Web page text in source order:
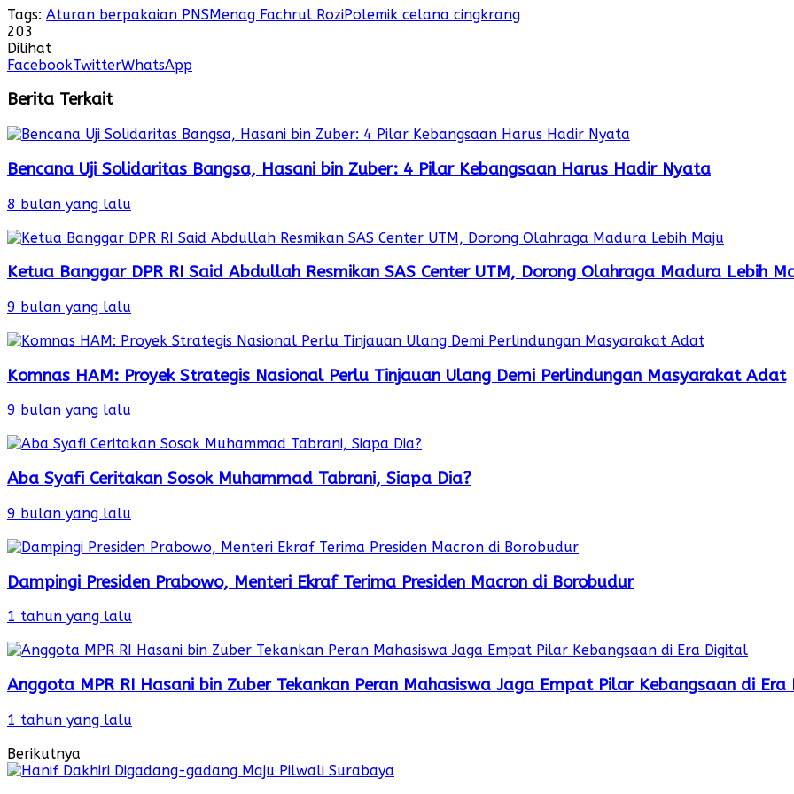
Tags: Aturan berpakaian PNSMenag Fachrul RoziPolemik celana cingkrang
203
Dilihat
FacebookTwitterWhatsApp
Berita Terkait
Bencana Uji Solidaritas Bangsa, Hasani bin Zuber: 4 Pilar Kebangsaan Harus Hadir Nyata
8 bulan yang lalu
Ketua Banggar DPR RI Said Abdullah Resmikan SAS Center UTM, Dorong Olahraga Madura Lebih
9 bulan yang lalu
Komnas HAM: Proyek Strategis Nasional Perlu Tinjauan Ulang Demi Perlindungan Masyarakat Adat
9 bulan yang lalu
Aba Syafi Ceritakan Sosok Muhammad Tabrani, Siapa Dia?
9 bulan yang lalu
Dampingi Presiden Prabowo, Menteri Ekraf Terima Presiden Macron di Borobudur
1 tahun yang lalu
Anggota MPR RI Hasani bin Zuber Tekankan Peran Mahasiswa Jaga Empat Pilar Kebangsaan di Era
1 tahun yang lalu
Berikutnya